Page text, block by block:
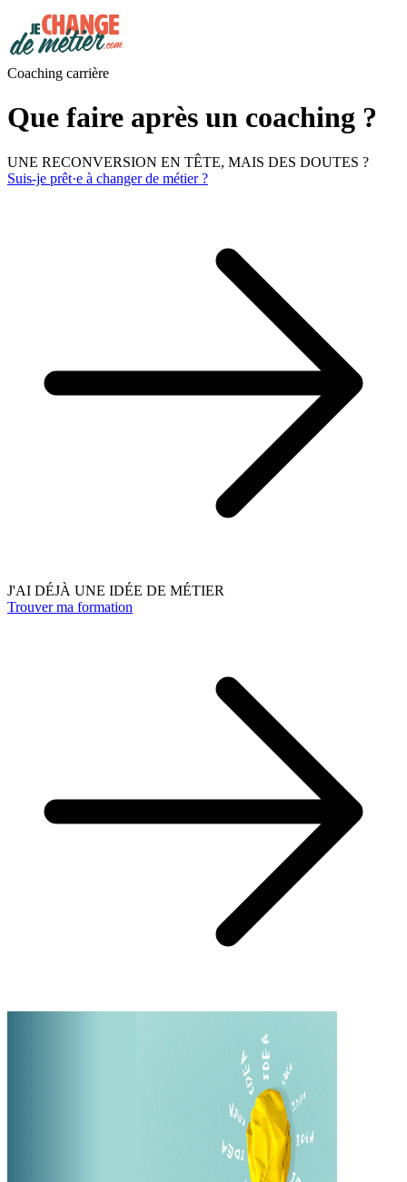
Coaching carrière
Que faire après un coaching ?
UNE RECONVERSION EN TÊTE, MAIS DES DOUTES ?
Suis-je prêt·e à changer de métier ?
J'AI DÉJÀ UNE IDÉE DE MÉTIER
Trouver ma formation